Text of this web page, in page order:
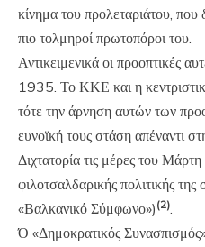
κίνημα του προλεταριάτου, που
πιο τολμηροί πρωτοπόροι του.
Αντικειμενικά οι προοπτικές
1935. Το ΚΚΕ και η
τότε την άρνηση αυτών των
ευνοϊκή τους στάση απέναντι
Διχτατορία τις μέρες του
φιλοτσαλδαρικής πολιτικής της
«Βαλκανικό Σύμφωνο») (2).
Ό «Δημοκρατικός